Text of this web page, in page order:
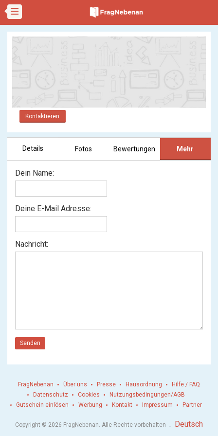
Kontaktieren
Details Fotos Bewertungen Mehr
Dein Name:
Deine E-Mail Adresse:
Nachricht:
Senden
FragNebenan Über uns Presse Hausordnung
Hilfe / FAQ
Datenschutz
Cookies
Nutzungsbedingungen/AGB
Gutschein einlösen
Werbung Kontakt Impressum Partner
Copyright © 2026 FragNebenan. Alle Rechte vorbehalten . Deutsch